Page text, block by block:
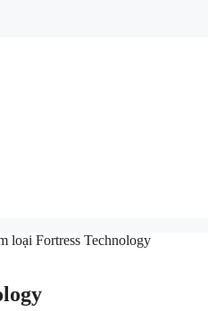
loại Fortress Technology